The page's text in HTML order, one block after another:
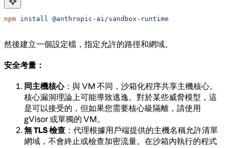
npm install @anthropic-ai/sandbox-runtime
然後建立一個設定檔，指定允許的路徑和網域。
安全考量：
同主機核心：與 VM 不同，沙箱化程序共享主機核心。
核心漏洞理論上可能導致逃逸。對於某些威脅模型，這
是可以接受的，但如果您需要核心級隔離，請使用
gVisor 或單獨的 VM。
無 TLS 檢查 ：代理根據用戶端提供的主機名稱允許清單
網域，不會終止或檢查加密流量。在沙箱內執行的程式